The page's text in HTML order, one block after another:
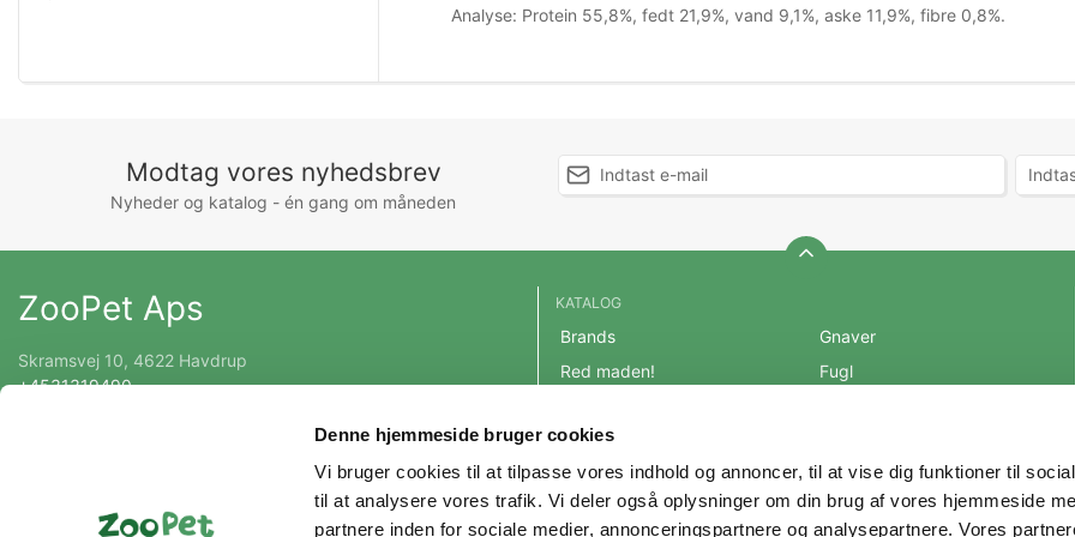
Denne hjemmeside bruger cookies
Vi bruger cookies til at tilpasse vores indhold og annoncer, til at vise dig funktioner til
til at analysere vores trafik. Vi deler også oplysninger om din brug af vores hjemmeside
partnere inden for sociale medier, annonceringspartnere og analysepartnere. Vores
Analyse: Protein 55,8%, fedt 21,9%, vand 9,1%, aske 11,9%, fibre 0,8%.
Modtag vores nyhedsbrev
Nyheder og katalog - én gang om måneden
ZooPet Aps
Skramsvej 10, 4622 Havdrup
+4531319490
KATALOG
Brands
Red maden!
Mest populære varer
OUTLET
Hund
Gnaver
Fugl
Hest
Andre Dyr